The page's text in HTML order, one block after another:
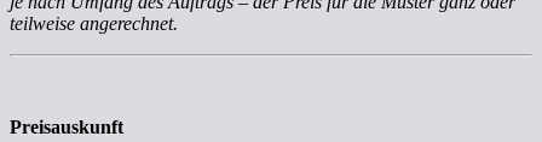
teilweise angerechnet.
Preisauskunft